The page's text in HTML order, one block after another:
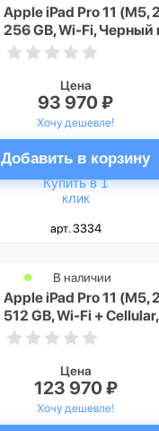
Apple iPad Pro 11 (M5,
256 GB, Wi-Fi, Черный
(Space Black)
Цена
93 970 ₽
Хочу дешевле!
Добавить в корзину
Купить в 1
клик
арт. 3334
Apple iPad Pro 11 (M5,
512 GB, Wi-Fi + Cellular,
Серебристый (Silver)
В наличии
Цена
123 970 ₽
Хочу дешевле!